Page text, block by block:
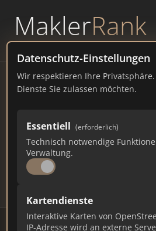
MaklerRank
powered byWAVEPOINT
Datenschutz-Einstellungen
Wir respektieren Ihre
Dienste Sie zulassen möchten.
Essentiell (erforderlich)
Technisch notwendige
Verwaltung.
Kartendienste
Interaktive Karten von
IP-Adresse wird an externe
– Ranking
BREMEN 551.767 EINWOHNER
85 469